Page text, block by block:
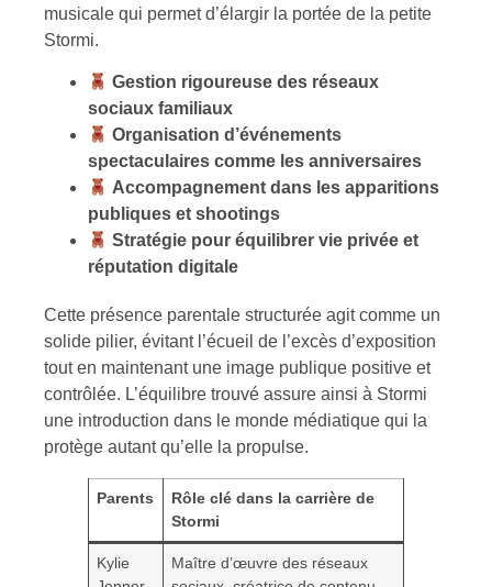
musicale qui permet d’élargir la portée de la petite
Stormi.
Gestion rigoureuse des réseaux
sociaux familiaux
Organisation d’événements
spectaculaires comme les anniversaires
Accompagnement dans les apparitions
publiques et shootings
Stratégie pour équilibrer vie privée et
réputation digitale
Cette présence parentale structurée agit comme un
solide pilier, évitant l’écueil de l’excès d’exposition
tout en maintenant une image publique positive et
contrôlée. L’équilibre trouvé assure ainsi à Stormi
une introduction dans le monde médiatique qui la
protège autant qu’elle la propulse.
Parents
Rôle clé dans la carrière de
Stormi
Kylie
Maître d’œuvre des réseaux